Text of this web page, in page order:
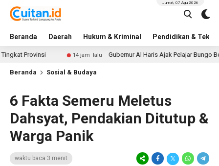
Beranda Daerah Hukum & Kriminal Pendidikan &
Jumat, 07 Agu 2026
14 jam lalu Gubernur Al Haris Ajak Pelajar Bungo Benteng
Beranda Sosial & Budaya
6 Fakta Semeru Meletus
Dahsyat, Pendakian Ditutup &
Warga Panik
waktu baca 3 menit